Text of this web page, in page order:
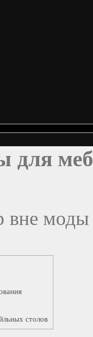
для
вне
столов